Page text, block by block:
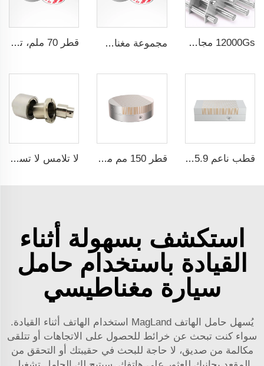
12000Gs مجال سطحي مغناطيسي مرشح من الفولاذ المقاوم للصدأ المصقول مجموعة مغناطيسية عالية الجودة قطر 40 حامل سريع التثبيت لمغناطيس جهاز إنذار炯oke قطر 70 ملم، تشغيل سهل، حامل كاشف دخان لاسلكي مغناطيسي
قطب ناعم 17.71x5.9 إنش ذات مركز تلقائي مقعد ماكنة ثني دائم المغناطيسية لآلة الطحن قطر 150 مم مغناطيس دائم لمACHINE CNC لآلة الطحن لا تلامس لا تسرب Koppling مغناطيسي لمضخة المحرك Polyol ومضخة foaming machine الضغط العالي
استكشف بسهولة أثناء
القيادة باستخدام حامل
سيارة مغناطيسي
يُسهل حامل الهاتف MagLand استخدام الهاتف أثناء القيادة.
سواء كنت تبحث عن خرائط للحصول على الاتجاهات أو تتلقى
مكالمة من صديق، لا حاجة للبحث في حقيبتك أو التحقق من